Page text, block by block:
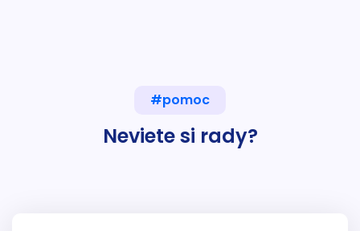
#pomoc
Neviete si rady?